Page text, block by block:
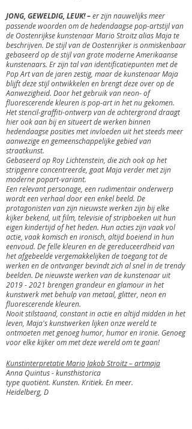
JONG, GEWELDIG, LEUK! –er zijn nauwelijks meer
passende woorden om de hedendaagse pop-artstijl van
de Oostenrijkse kunstenaar Mario Stroitz alias Maja te
beschrijven. De stijl van de Oostenrijker is onmiskenbaar
gebaseerd op de stijl van grote moderne Amerikaanse
kunstenaars. Er zijn tal van identificatiepunten met de
Pop Art van de jaren zestig, maar de kunstenaar Maja
blijft deze stijl ontwikkelen en brengt deze over op de
Aanwezigheid. Door het gebruik van neon- of
fluorescerende kleuren is pop-art in het nu gekomen.
Het stencil-graffiti-ontwerp van de achtergrond draagt
hier ook aan bij en situeert de werken binnen
hedendaagse posities met invloeden uit het steeds meer
aanwezige en gemeenschappelijke gebied van
straatkunst.
Gebaseerd op Roy Lichtenstein, die zich ook op het
stripgenre concentreerde, gaat Maja verder met zijn
moderne popart-variant.
Een relevant personage, een rudimentair onderwerp
wordt een verhaal door een enkel beeld. De
protagonisten van zijn nieuwste werken zijn bij elke
kijker bekend, uit film, televisie of stripboeken uit hun
eigen kindertijd of het heden. Hun acties zijn vaak vol
actie, vaak komisch en ironisch, altijd boeiend in hun
eenvoud. De felle kleuren en de gereduceerdheid van
het afgebeelde vergemakkelijken de toegang tot de
werken en de ontvanger bevindt zich al snel in de trendy
beelden. De nieuwste werken van de kunstenaar uit
2019 - 2021 brengen grandeur en glamour in het
kunstwerk met behulp van metaal, glitter, neon en
fluorescerende kleuren.
Nooit stilstaand, constant in actie en altijd midden in het
leven, Maja's kunstwerken lijken onze wereld te
ontmoeten met genoeg humor, humor en ironie. Genoeg
voor elke kijker om met deze wereld om te gaan!
Kunstinterpretatie Mario Jakob Stroitz – artmaja
Anna Quintus - kunsthistorica
type quotiënt. Kunsten. Kritiek. En meer.
Heidelberg, D